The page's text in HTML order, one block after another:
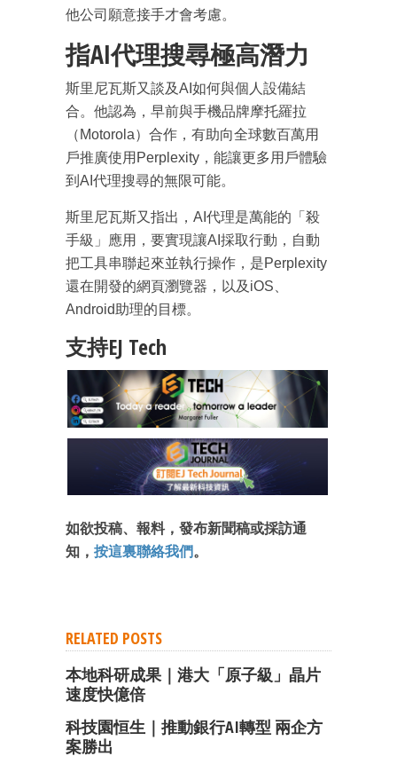
他公司願意接手才會考慮。
指AI代理搜尋極高潛力
斯里尼瓦斯又談及AI如何與個人設備結
合。他認為，早前與手機品牌摩托羅拉
（Motorola）合作，有助向全球數百萬用
戶推廣使用Perplexity，能讓更多用戶體驗
到AI代理搜尋的無限可能。
斯里尼瓦斯又指出，AI代理是萬能的「殺
手級」應用，要實現讓AI採取行動，自動
把工具串聯起來並執行操作，是Perplexity
還在開發的網頁瀏覽器，以及iOS、
Android助理的目標。
支持EJ Tech
如欲投稿、報料，發布新聞稿或採訪通
知， 按這裏聯絡我們。
RELATED POSTS
本地科研成果｜港大「原子級」晶片
速度快億倍
科技園恒生｜推動銀行AI轉型 兩企方
案勝出